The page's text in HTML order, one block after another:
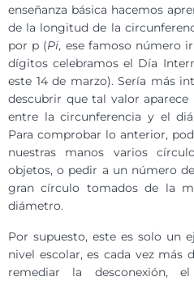
enseñanza básica hacemos
de la longitud de la
por p (Pi, ese famoso número
dígitos celebramos el Día
este 14 de marzo). Sería más
descubrir que tal valor
entre la circunferencia y el
Para comprobar lo anterior,
nuestras manos varios
objetos, o pedir a un número
gran círculo tomados de la
diámetro.
Por supuesto, este es solo un
nivel escolar, es cada vez más
remediar la desconexión,